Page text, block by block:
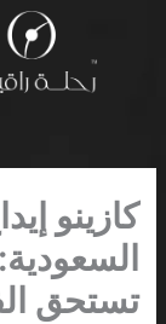
تستحق